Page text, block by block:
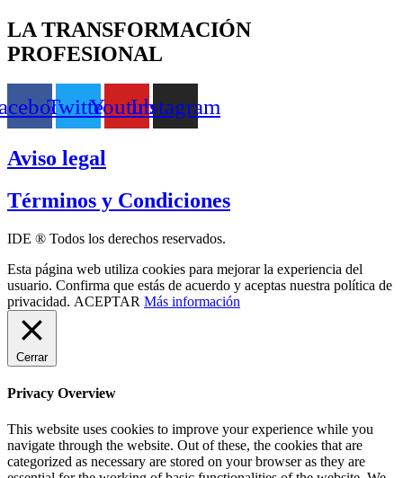
LA TRANSFORMACIÓN
PROFESIONAL
TwitterYoutubeInstagram
Aviso legal
Términos y Condiciones
IDE ® Todos los derechos reservados.
Esta página web utiliza cookies para mejorar la experiencia del
usuario. Confirma que estás de acuerdo y aceptas nuestra política de
privacidad. ACEPTAR Más información
Cerrar
Privacy Overview
This website uses cookies to improve your experience while you
navigate through the website. Out of these, the cookies that are
categorized as necessary are stored on your browser as they are